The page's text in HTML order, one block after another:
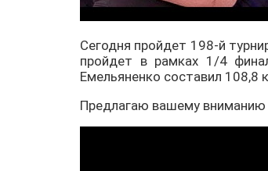
Сегодня пройдет 198-й
пройдет в рамках 1/4
Емельяненко составил 108,8
Предлагаю вашему вниманию